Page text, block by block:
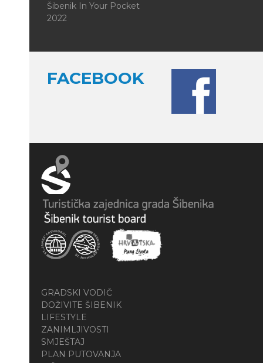
Šibenik In Your Pocket
2022
FACEBOOK
GRADSKI VODIČ
DOŽIVITE ŠIBENIK
LIFESTYLE
ZANIMLJIVOSTI
SMJEŠTAJ
PLAN PUTOVANJA